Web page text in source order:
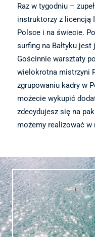
Raz w tygodniu –
instruktorzy z licencją
Polsce i na świecie.
surfing na Bałtyku
Gościnnie warsztaty
wielokrotna mistrzyni
zgrupowaniu kadry w
możecie wykupić
zdecydujesz się na
możemy realizować w